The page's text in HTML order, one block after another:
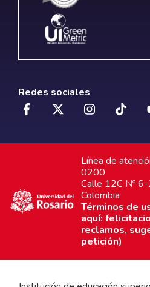
Redes sociales
Línea de
0200
Calle 12C Nº
Colombia
Términos de
aquí:
reclamos,
petición)